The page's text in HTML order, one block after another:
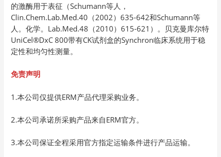
的激酶用于表征（Schumann等人，
Clin.Chem.Lab.Med.40（2002）635-642和Schumann等
人。化学。Lab.Med.48（2010）615-621）。贝克曼库尔特
UniCel®DxC 800带有CK试剂盒的Synchron临床系统用于稳
定性和均匀性测量。
免责声明
1.本公司仅提供ERM产品代理采购业务。
2.本公司承诺所采购产品来自ERM官方。
3.本公司保证全程采用官方指定运输条件进行产品运输。